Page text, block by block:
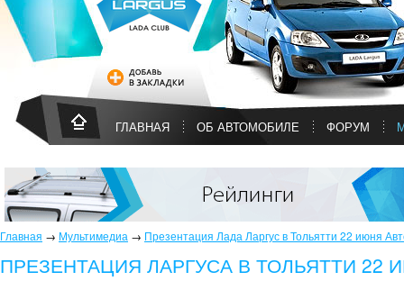
ГЛАВНАЯ ОБ АВТОМОБИЛЕ ФОРУМ
Главная → Мультимедиа → Презентация Лада Ларгус в Тольятти 22 июня
ПРЕЗЕНТАЦИЯ ЛАРГУСА В ТОЛЬЯТТИ 22